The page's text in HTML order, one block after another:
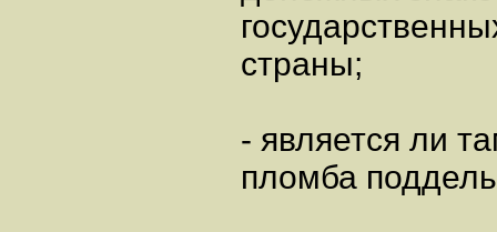
страны;
- является ли
пломба